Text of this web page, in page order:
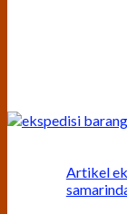
Artikel